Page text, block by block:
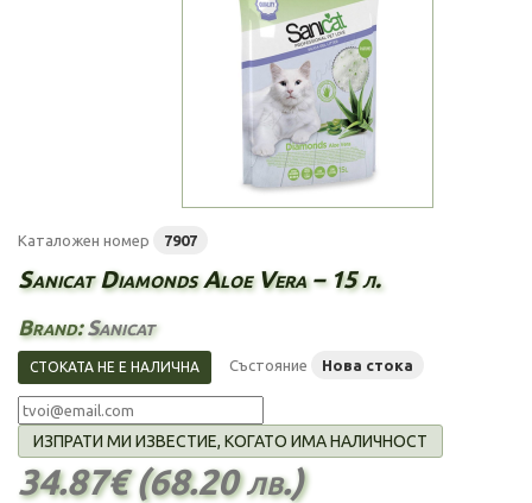
Каталожен номер 7907
Sanicat Diamonds Aloe Vera – 15 л.
Brand:Sanicat
СТОКАТА НЕ Е НАЛИЧНА Състояние Нова стока
ИЗПРАТИ МИ ИЗВЕСТИЕ, КОГАТО ИМА НАЛИЧНОСТ
34.87€ (68.20 лв.)